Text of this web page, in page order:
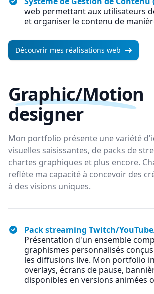
web permettant aux utilisateurs
et organiser le contenu de
Découvrir mes réalisations web
Graphic/Motion
designer
Mon portfolio présente une variété
visuelles saisissantes, de packs de
chartes graphiques et plus encore.
reflète ma capacité à concevoir des
à des visions uniques.
Pack streaming Twitch/
Présentation d'un ensemble
graphismes personnalisés
les diffusions live. Mon portfolio
overlays, écrans de pause,
disponibles en versions animées